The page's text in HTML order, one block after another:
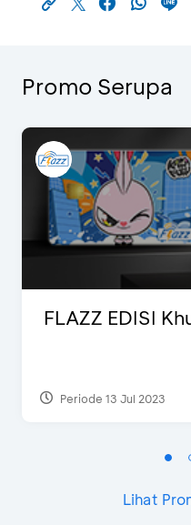
Promo Serupa
FLAZZ EDISI
Periode 13 Jul 2023
Lihat